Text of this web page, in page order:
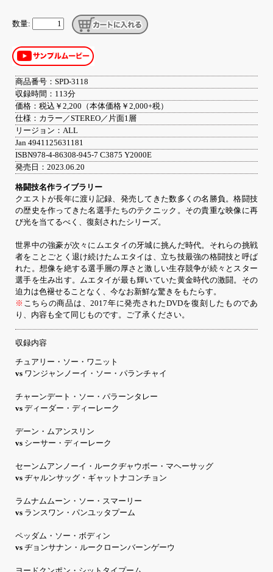
数量:
商品番号：SPD-3118
収録時間：113分
価格：税込￥2,200（本体価格￥2,000+税）
仕様：カラー／STEREO／片面1層
リージョン：ALL
Jan 4941125631181
ISBN978-4-86308-945-7 C3875 Y2000E
発売日：2023.06.20
格闘技名作ライブラリー
クエストが長年に渡り記録、発売してきた数多くの名勝負。格闘技
の歴史を作ってきた名選手たちのテクニック。その貴重な映像に再
び光を当てるべく、復刻されたシリーズ。
世界中の強豪が次々にムエタイの牙城に挑んだ時代。それらの挑戦
者をことごとく退け続けたムエタイは、立ち技最強の格闘技と呼ば
れた。想像を絶する選手層の厚さと激しい生存競争が続々とスター
選手を生み出す。ムエタイが最も輝いていた黄金時代の激闘。その
迫力は色褪せることなく、今なお新鮮な驚きをもたらす。
※ こちらの商品は、2017年に発売されたDVDを復刻したものであ
り、内容も全て同じものです。ご了承ください。
収録内容
チュアリー・ソー・ワニット
vs ワンジャンノーイ・ソー・パランチャイ
チャーンデート・ソー・パラーンタレー
vs ディーダー・ディーレーク
デーン・ムアンスリン
vs シーサー・ディーレーク
セーンムアンノーイ・ルークヂャウボー・マヘーサッグ
vs ヂャルンサッグ・ギャットナコンチョン
ラムナムムーン・ソー・スマーリー
vs ランスワン・パンユッタプーム
ペッダム・ソー・ボディン
vs ヂョンサナン・ルークローンバーンゲーウ